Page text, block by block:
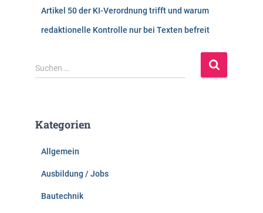
Artikel 50 der KI-Verordnung trifft und warum
redaktionelle Kontrolle nur bei Texten befreit
S
u
n
Suchen …
Kategorien
Allgemein
Ausbildung / Jobs
Bautechnik